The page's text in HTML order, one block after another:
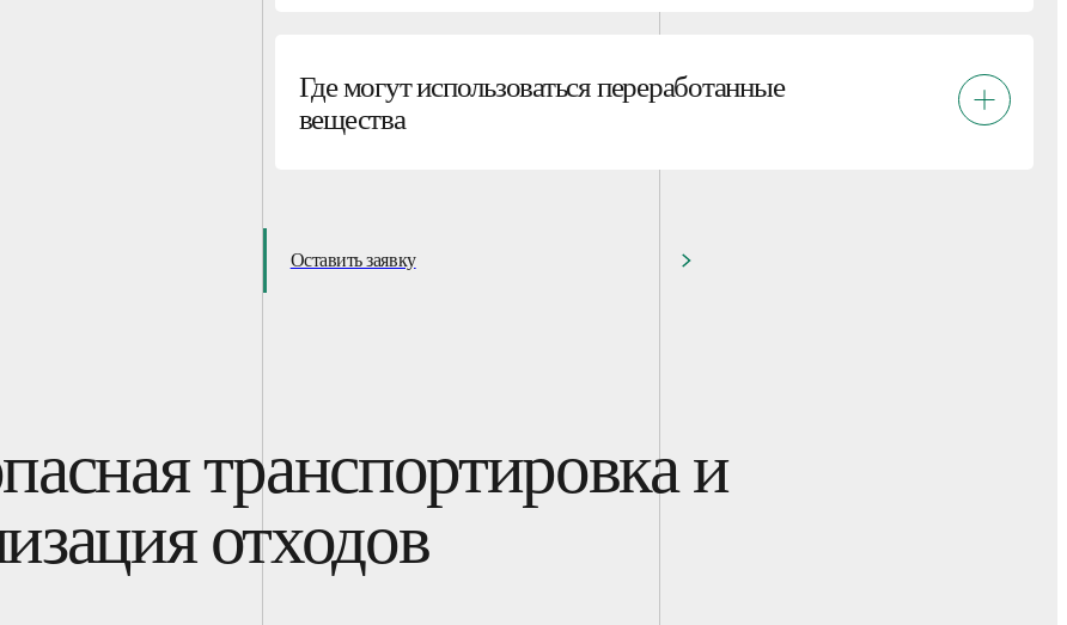
Где могут использоваться переработанные
вещества
Оставить заявку
транспортировка и
отходов